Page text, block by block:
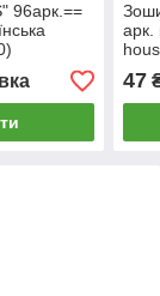
96арк.==
арк.
47